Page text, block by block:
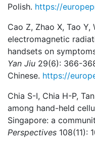
Polish. https://
Cao Z, Zhao X, Tao
electromagnetic
handsets on
Yan Jiu 29(6): 366-
Chinese. https://
Chia S-I, Chia H-P,
among hand-held
Singapore: a
Perspectives 108(11):